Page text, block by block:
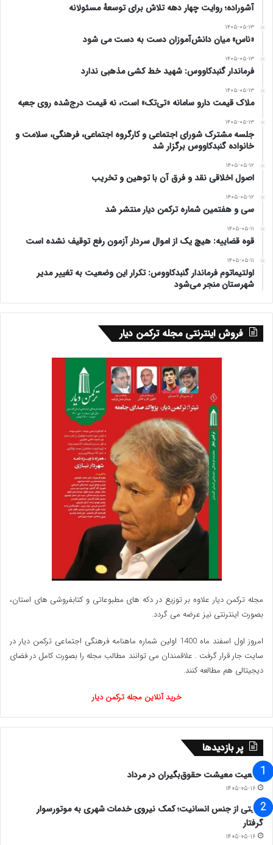
آشوراده؛ روایت چهار دهه تلاش برای توسعهٔ مسئولانه
۱۴۰۵-۰۵-۱۳
«ناس» میان دانش‌آموزان دست به دست می شود
۱۴۰۵-۰۵-۱۳
فرماندار گنبدکاووس: شهید خط کشی مذهبی ندارد
۱۴۰۵-۰۵-۱۳
ملاک قیمت دارو سامانه «تی‌تک» است، نه قیمت درج‌شده روی جعبه
۱۴۰۵-۰۵-۱۳
جلسه مشترک شورای اجتماعی و کارگروه اجتماعی، فرهنگی، سلامت و
خانواده گنبدکاووس برگزار شد
۱۴۰۵-۰۵-۱۲
اصول اخلاقی نقد و فرق آن با توهین و تخریب
۱۴۰۵-۰۵-۱۲
سی و هفتمین شماره ترکمن دیار منتشر شد
۱۴۰۵-۰۵-۱۱
قوه قضاییه: هیچ یک از اموال سردار آزمون رفع توقیف نشده است
۱۴۰۵-۰۵-۱۱
اولتیماتوم فرماندار گنبدکاووس: تکرار این وضعیت به تغییر مدیر
شهرستان منجر می‌شود
فروش اینترنتی مجله ترکمن دیار
مجله ترکمن دیار علاوه بر توزیع در دکه های مطبوعاتی و کتابفروشی های استان،
بصورت اینترنتی نیز عرضه می گردد.‌
امروز اول اسفند ماه 1400 اولین شماره ماهنامه فرهنگی اجتماعی ترکمن دیار در
سایت جار قرار گرفت . علاقمندان می توانند مطالب مجله را بصورت کامل در فضای
دیجیتالی هم مطالعه کنند.
خرید آنلاین مجله ترکمن دیار
پر بازدیدها
وضعیت معیشت حقوق‌بگیران در مرداد
۱۴۰۵-۰۵-۱۶
روایتی از جنس انسانیت؛ کمک نیروی خدمات شهری به موتورسوار
گرفتار
۱۴۰۵-۰۵-۱۶